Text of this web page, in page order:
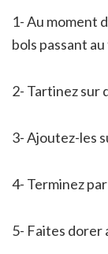
1- Au moment
bols passant
2- Tartinez sur
3- Ajoutez-les
4- Terminez
5- Faites dorer